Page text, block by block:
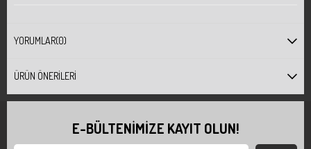
YORUMLAR(0)
ÜRÜN ÖNERILERI
E-BÜLTENİMİZE KAYIT OLUN!